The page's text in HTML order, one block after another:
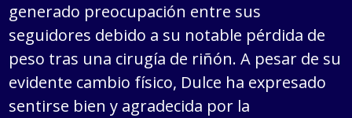
generado preocupación entre sus
seguidores debido a su notable pérdida de
peso tras una cirugía de riñón. A pesar de su
evidente cambio físico, Dulce ha expresado
sentirse bien y agradecida por la